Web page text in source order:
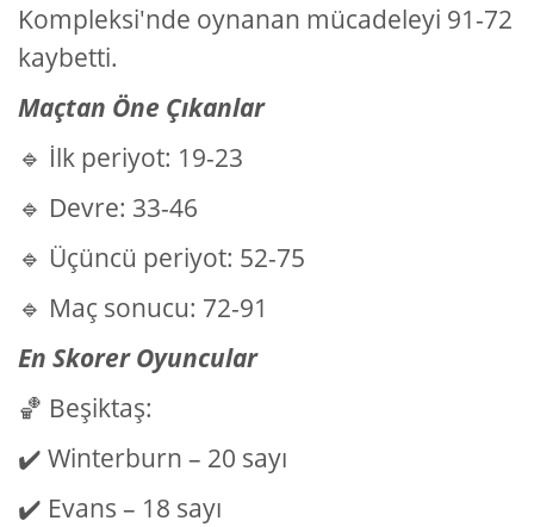
Kompleksi'nde oynanan mücadeleyi 91-72
kaybetti.
Maçtan Öne Çıkanlar
🔹 İlk periyot: 19-23
🔹 Devre: 33-46
🔹 Üçüncü periyot: 52-75
🔹 Maç sonucu: 72-91
En Skorer Oyuncular
🏀 Beşiktaş:
✔️ Winterburn – 20 sayı
✔️ Evans – 18 sayı